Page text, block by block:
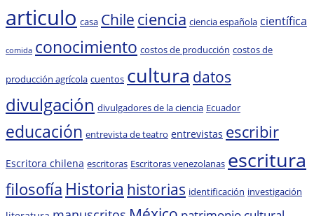
articulo casa Chile ciencia ciencia española científica
comida conocimiento costos de producción costos de
producción agrícola cuentos cultura datos
divulgación divulgadores de la ciencia Ecuador
educación entrevista de teatro entrevistas escribir
Escritora chilena escritoras Escritoras venezolanas escritura
filosofía Historia historias identificación investigación